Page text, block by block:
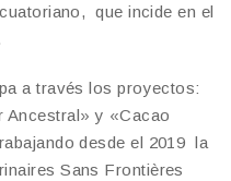
que incide en el
a través los proyectos:
Ancestral» y «Cacao
desde el 2019 la
Sans Frontières